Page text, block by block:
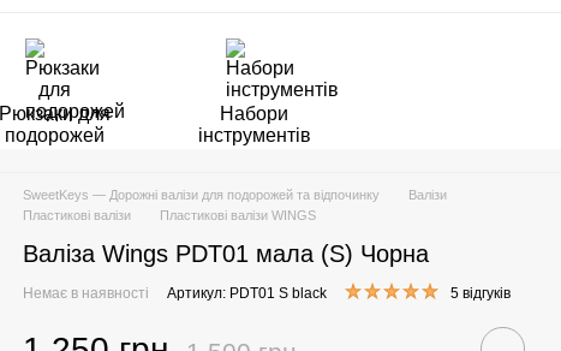
Рюкзаки для
подорожей
Набори
інструментів
SweetKeys — Дорожні валізи для подорожей та відпочинку
Валізи
Пластикові валізи
Пластикові валізи WINGS
Валіза Wings PDT01 мала (S) Чорна
Немає в наявності Артикул: PDT01 S black 5 відгуків